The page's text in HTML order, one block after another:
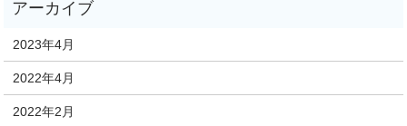
2023年4月
2022年4月
2022年2月